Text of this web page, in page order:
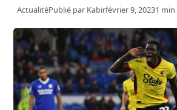
ActualitéPublié par Kabirfévrier 9, 20231